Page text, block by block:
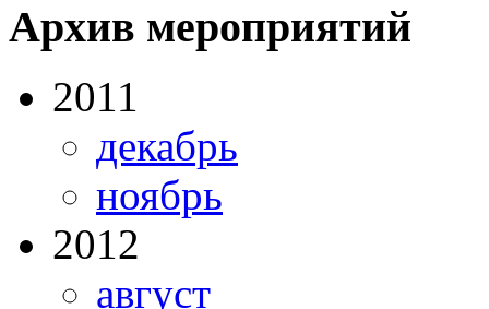
Архив мероприятий
2011
декабрь
ноябрь
2012
август